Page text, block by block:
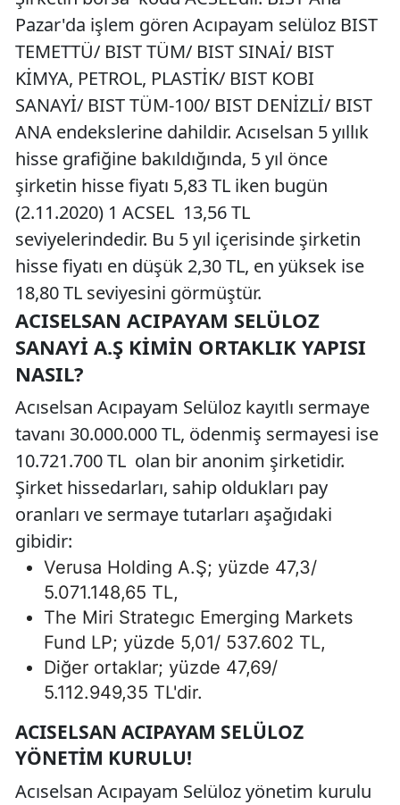
Pazar'da işlem gören Acıpayam selüloz BIST
TEMETTÜ/ BIST TÜM/ BIST SINAİ/ BIST
KİMYA, PETROL, PLASTİK/ BIST KOBI
SANAYİ/ BIST TÜM-100/ BIST DENİZLİ/ BIST
ANA endekslerine dahildir. Acıselsan 5 yıllık
hisse grafiğine bakıldığında, 5 yıl önce
şirketin hisse fiyatı 5,83 TL iken bugün
(2.11.2020) 1 ACSEL 13,56 TL
seviyelerindedir. Bu 5 yıl içerisinde şirketin
hisse fiyatı en düşük 2,30 TL, en yüksek ise
18,80 TL seviyesini görmüştür.
ACISELSAN ACIPAYAM SELÜLOZ
SANAYI A.Ş KIMIN ORTAKLIK YAPISI
NASIL?
Acıselsan Acıpayam Selüloz kayıtlı sermaye
tavanı 30.000.000 TL, ödenmiş sermayesi ise
10.721.700 TL olan bir anonim şirketidir.
Şirket hissedarları, sahip oldukları pay
oranları ve sermaye tutarları aşağıdaki
gibidir:
Verusa Holding A.Ş; yüzde 47,3/
5.071.148,65 TL,
The Miri Strategıc Emerging Markets
Fund LP; yüzde 5,01/ 537.602 TL,
Diğer ortaklar; yüzde 47,69/
5.112.949,35 TL'dir.
ACISELSAN ACIPAYAM SELÜLOZ
YÖNETIM KURULU!
Acıselsan Acıpayam Selüloz yönetim kurulu